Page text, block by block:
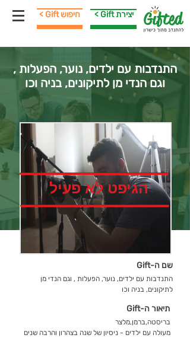
< Gift חיפוש < Gift יצירת
התנדבות עם ילדים, נוער, הפעלות ,
וגם הנדי מן לתיקונים, בניה וכו
הגיפט לא פעיל
שם ה-Gift
התנדבות עם ילדים, נוער, הפעלות , וגם הנדי מן
לתיקונים, בניה וכו
תיאור ה-Gift
בריסטה,ברמן,מלצר
מעולה עם ילדים - ניסיון של שנה בצהרון והרבה שנים